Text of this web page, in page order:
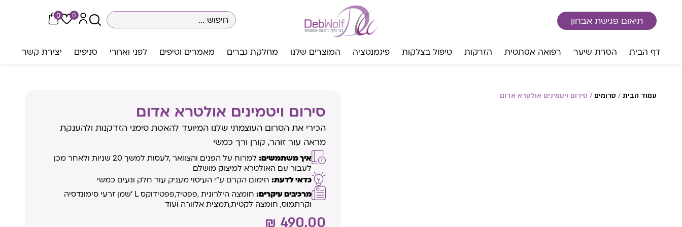
תיאום פגישת אבחון
0
0
דף הבית הסרת שיער רפואה אסתטית הזרקות טיפול בצלקות פיגמנטציה המוצרים שלנו מחלקת גברים מאמרים וטיפים לפני ואחרי סניפים יצירת קשר
עמוד הבית / סרומים / סירום ויטמינים אולטרא אדום
סירום ויטמינים אולטרא אדום
הכירי את הסרום העוצמתי שלנו המיועד להאטת סימני הזדקנות ולהענקת
מראה עור זוהר, קורן ורך כמשי
איך משתמשים:
למרוח על הפנים והצוואר ,לעסות למשך 20 שניות ולאחר מכן
לעבור עם האולטרא למיצוק מושלם
כדאי לדעת: חימום הקרם ע"י העיסוי מעניק עור חלק ונעים כמשי
מרכיבים עיקרים:
חומצה הילרונית ,פפטיד,פפטידוקס L 'שמן זרעי סימונדסיה
וקרתמוס, חומצה לקטית,תמצית אלוורה ועוד
₪ 490.00